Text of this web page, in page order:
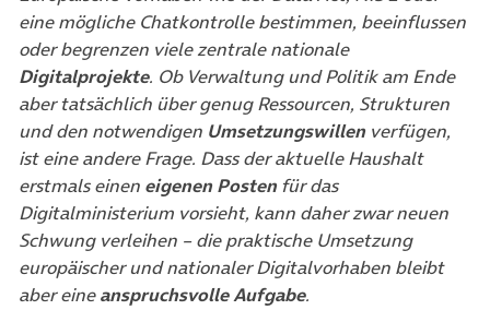
eine mögliche Chatkontrolle bestimmen, beeinflussen
oder begrenzen viele zentrale nationale
Digitalprojekte. Ob Verwaltung und Politik am Ende
aber tatsächlich über genug Ressourcen, Strukturen
und den notwendigen Umsetzungswillenverfügen,
ist eine andere Frage. Dass der aktuelle Haushalt
erstmals einen eigenen Posten für das
Digitalministerium vorsieht, kann daher zwar neuen
Schwung verleihen – die praktische Umsetzung
europäischer und nationaler Digitalvorhaben bleibt
aber eineanspruchsvolleAufgabe.